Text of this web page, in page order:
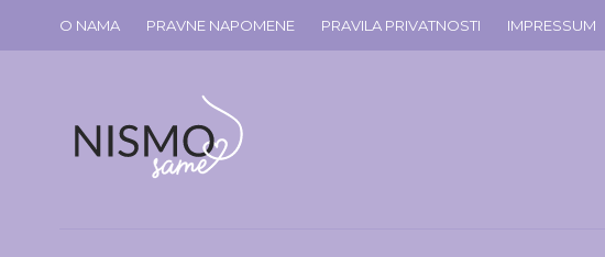
O NAMA PRAVNE NAPOMENE PRAVILA PRIVATNOSTI IMPRESSUM